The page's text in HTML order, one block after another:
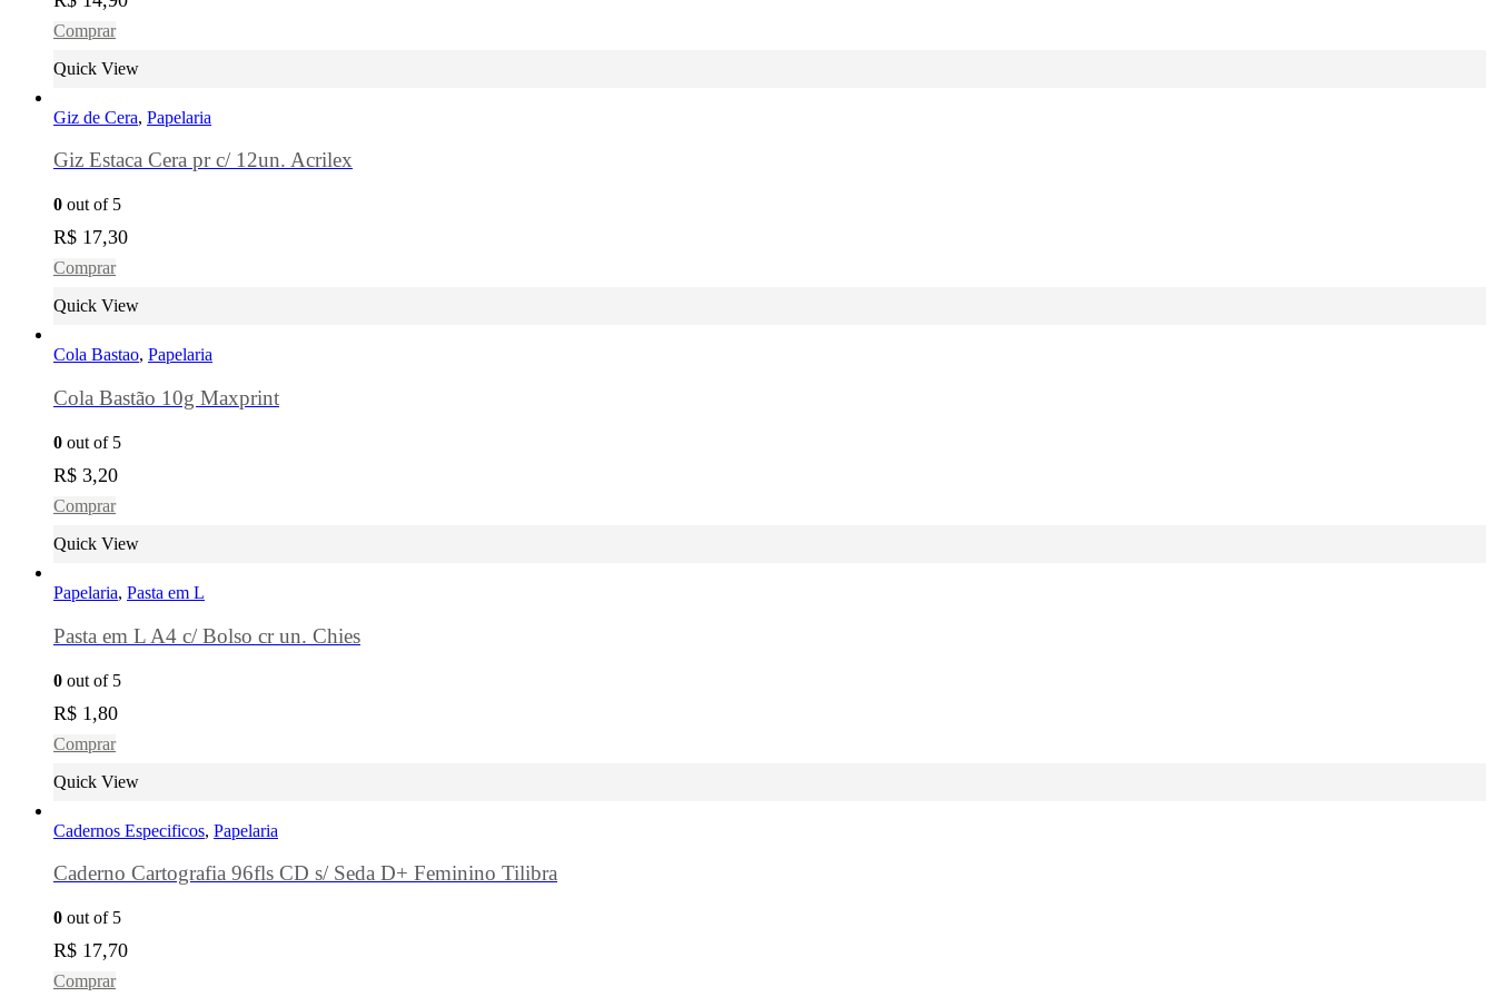
Comprar
Quick View
Giz de Cera, Papelaria
Giz Estaca Cera pr c/ 12un. Acrilex
0 out of 5
R$ 17,30
Comprar
Quick View
Cola Bastao, Papelaria
Cola Bastão 10g Maxprint
0 out of 5
R$ 3,20
Comprar
Quick View
Papelaria, Pasta em L
Pasta em L A4 c/ Bolso cr un. Chies
0 out of 5
R$ 1,80
Comprar
Quick View
Cadernos Especificos, Papelaria
Caderno Cartografia 96fls CD s/ Seda D+ Feminino Tilibra
0 out of 5
R$ 17,70
Comprar